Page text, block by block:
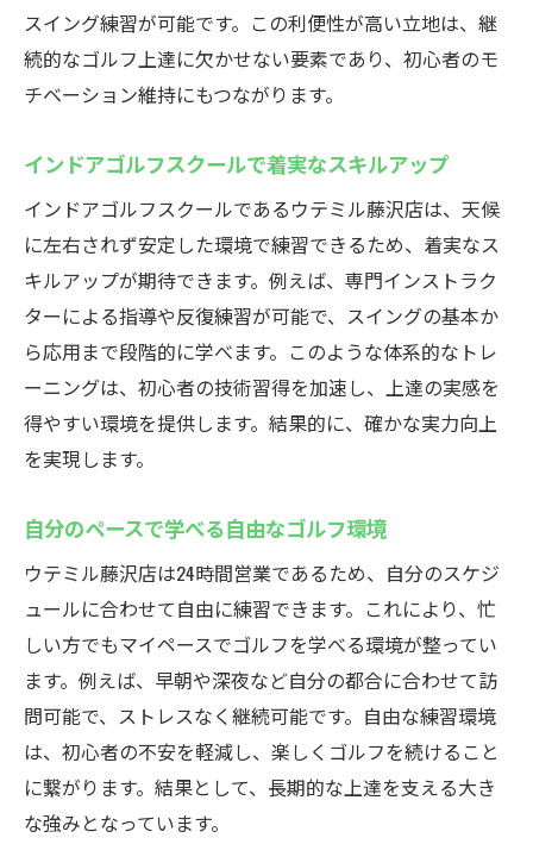
スイング練習が可能です。この利便性が高い立地は、継
続的なゴルフ上達に欠かせない要素であり、初心者のモ
チベーション維持にもつながります。
インドアゴルフスクールで着実なスキルアップ
インドアゴルフスクールであるウテミル藤沢店は、天候
に左右されず安定した環境で練習できるため、着実なス
キルアップが期待できます。例えば、専門インストラク
ターによる指導や反復練習が可能で、スイングの基本か
ら応用まで段階的に学べます。このような体系的なトレ
ーニングは、初心者の技術習得を加速し、上達の実感を
得やすい環境を提供します。結果的に、確かな実力向上
を実現します。
自分のペースで学べる自由なゴルフ環境
ウテミル藤沢店は24時間営業であるため、自分のスケジ
ュールに合わせて自由に練習できます。これにより、忙
しい方でもマイペースでゴルフを学べる環境が整ってい
ます。例えば、早朝や深夜など自分の都合に合わせて訪
問可能で、ストレスなく継続可能です。自由な練習環境
は、初心者の不安を軽減し、楽しくゴルフを続けること
に繋がります。結果として、長期的な上達を支える大き
な強みとなっています。